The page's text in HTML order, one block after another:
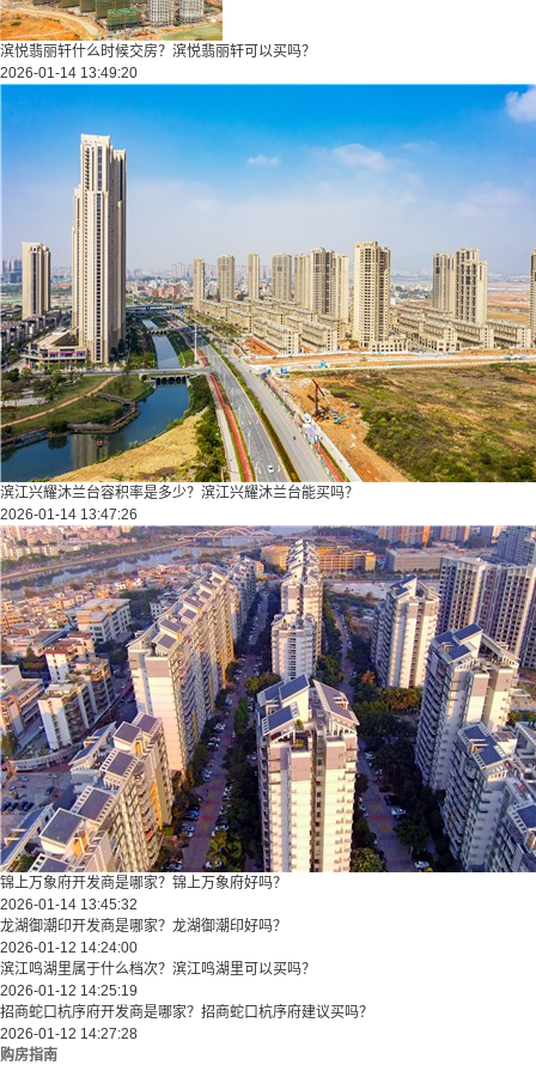
滨悦翡丽轩什么时候交房？滨悦翡丽轩可以买吗？
2026-01-14 13:49:20
滨江兴耀沐兰台容积率是多少？滨江兴耀沐兰台能买吗？
2026-01-14 13:47:26
锦上万象府开发商是哪家？锦上万象府好吗？
2026-01-14 13:45:32
龙湖御潮印开发商是哪家？龙湖御潮印好吗？
2026-01-12 14:24:00
滨江鸣湖里属于什么档次？滨江鸣湖里可以买吗？
2026-01-12 14:25:19
招商蛇口杭序府开发商是哪家？招商蛇口杭序府建议买吗？
2026-01-12 14:27:28
购房指南